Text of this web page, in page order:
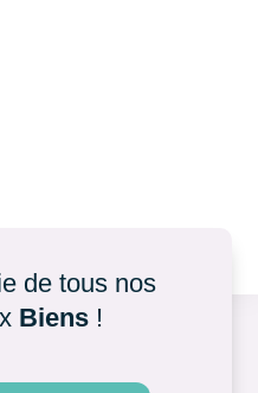
de tous nos
Biens !